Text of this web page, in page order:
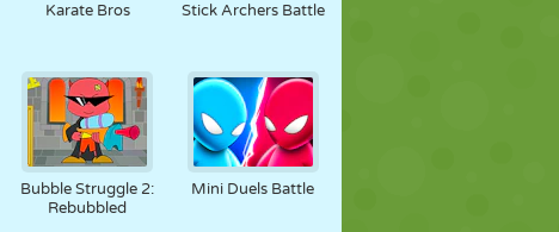
Karate Bros Stick Archers Battle
Bubble Struggle 2:
Rebubbled
Mini Duels Battle